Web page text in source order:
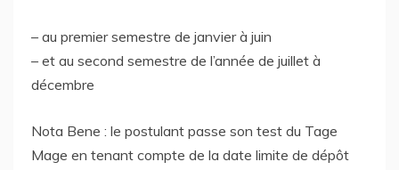
– au premier semestre de janvier à juin
– et au second semestre de l’année de juillet à
décembre
Nota Bene : le postulant passe son test du Tage
Mage en tenant compte de la date limite de dépôt